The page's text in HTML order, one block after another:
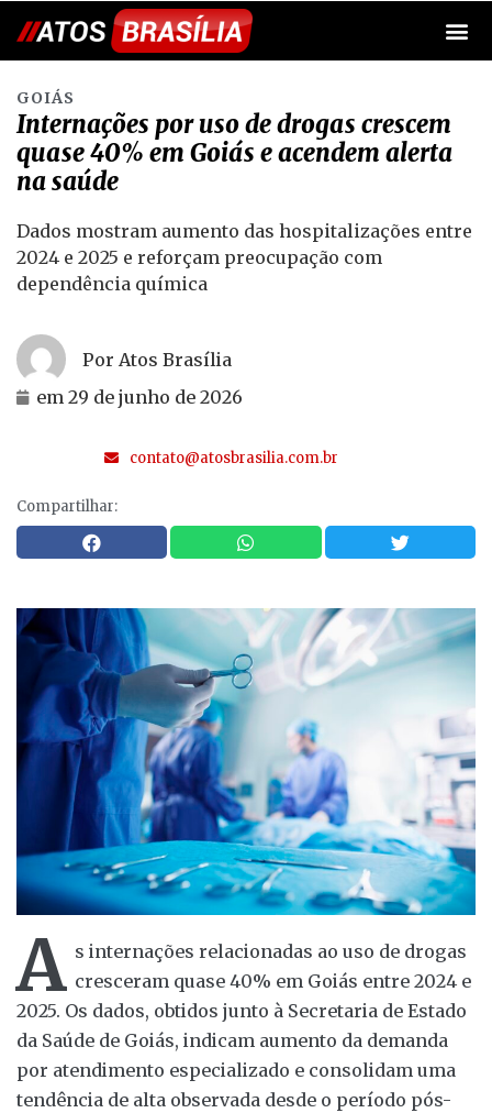
GOIÁS
Internações por uso de drogas crescem
quase 40% em Goiás e acendem alerta
na saúde
Dados mostram aumento das hospitalizações entre
2024 e 2025 e reforçam preocupação com
dependência química
Por Atos Brasília
em 29 de junho de 2026
contato@atosbrasilia.com.br
Compartilhar:
A s internações relacionadas ao uso de drogas
cresceram quase 40% em Goiás entre 2024 e
2025. Os dados, obtidos junto à Secretaria de Estado
da Saúde de Goiás, indicam aumento da demanda
por atendimento especializado e consolidam uma
tendência de alta observada desde o período pós-